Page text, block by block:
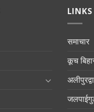
LINKS
समाचार
कूच